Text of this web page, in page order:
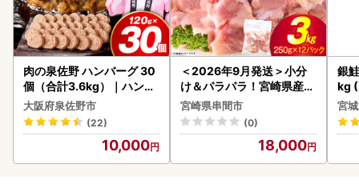
肉の泉佐野 ハンバーグ 30
個（合計3.6kg）｜ハンバ
ーグ 訳あり 黒毛和牛×なに
わポーク
大阪府泉佐野市
(22)
10,000
＜2026年9月発送＞小分
け＆パラパラ！宮崎県産鶏
ももカット合計3kg_K043
-009-2609
宮崎県串間市
(0)
18,000
銀
kg
宮